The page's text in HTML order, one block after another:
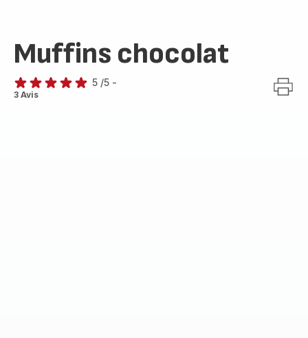
Muffins chocolat
Avis
5 /5 -
3 Avis